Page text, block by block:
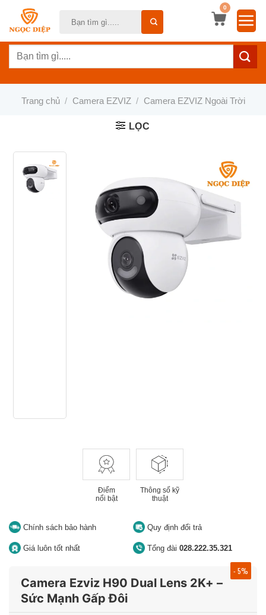
dung
0
Tìm
Trang chủ / Camera EZVIZ / Camera EZVIZ Ngoài Trời
LỌC
Điểm
nổi bật
Thông số kỹ
thuật
Chính sách bảo hành Quy định đổi trả
Giá luôn tốt nhất Tổng đài 028.222.35.321
Camera Ezviz H90 Dual Lens 2K+ –
Sức Mạnh Gấp Đôi
- 5%